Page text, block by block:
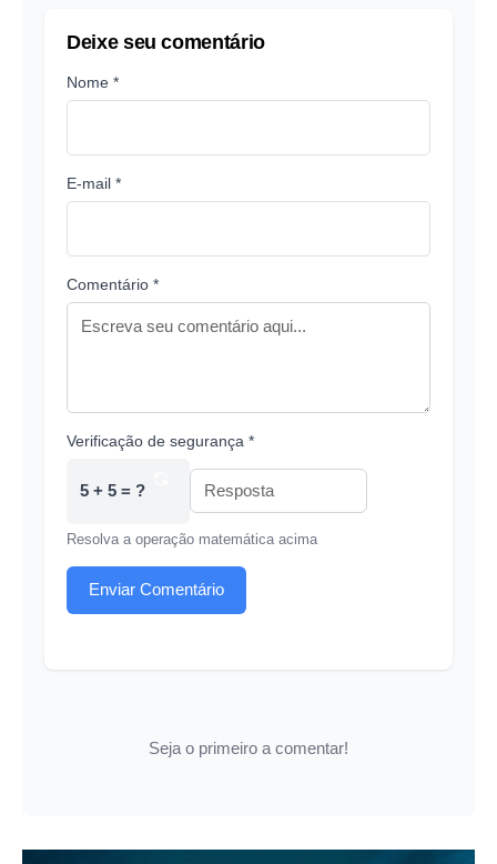
Deixe seu comentário
Nome *
E-mail *
Comentário *
Verificação de segurança *
5 + 5 = ?
Resolva a operação matemática acima
Enviar Comentário
Seja o primeiro a comentar!